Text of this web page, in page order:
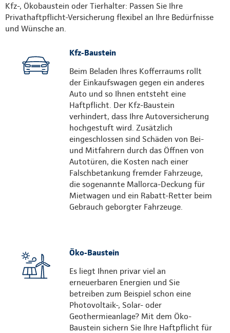
Kfz-, Ökobaustein oder Tierhalter: Passen Sie Ihre
Privathaftpflicht-Versicherung flexibel an Ihre Bedürfnisse
und Wünsche an.
Kfz-Baustein
Beim Beladen Ihres Kofferraums rollt
der Einkaufswagen gegen ein anderes
Auto und so Ihnen entsteht eine
Haftpflicht. Der Kfz-Baustein
verhindert, dass Ihre Autoversicherung
hochgestuft wird. Zusätzlich
eingeschlossen sind Schäden von Bei-
und Mitfahrern durch das Öffnen von
Autotüren, die Kosten nach einer
Falschbetankung fremder Fahrzeuge,
die sogenannte Mallorca-Deckung für
Mietwagen und ein Rabatt-Retter beim
Gebrauch geborgter Fahrzeuge.
Öko-Baustein
Es liegt Ihnen privar viel an
erneuerbaren Energien und Sie
betreiben zum Beispiel schon eine
Photovoltaik-, Solar- oder
Geothermieanlage? Mit dem Öko-
Baustein sichern Sie Ihre Haftpflicht für